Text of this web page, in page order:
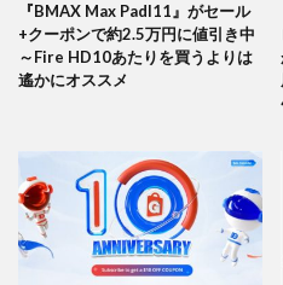
『BMAX Max PadI11』がセール
+クーポンで約2.5万円に値引き中
～Fire HD10あたりを買うよりは
遙かにオススメ